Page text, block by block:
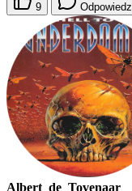
9 Odpowiedz
Albert_de_Tovenaar